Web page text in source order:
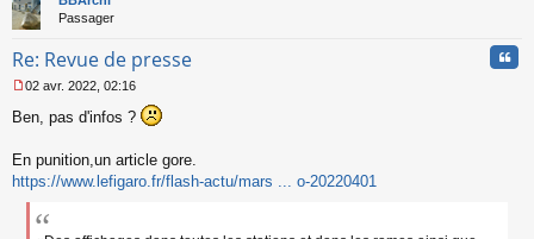
Passager
Re: Revue de presse
e
a
g
e
02 avr. 2022, 02:16
Ben, pas d'infos ?
En punition,un article gore.
https://www.lefigaro.fr/flash-actu/mars ... o-20220401